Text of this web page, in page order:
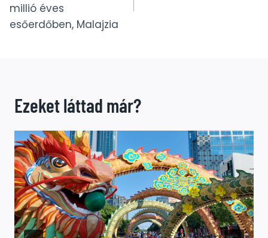
millió éves
esőerdőben, Malajzia
Ezeket láttad már?